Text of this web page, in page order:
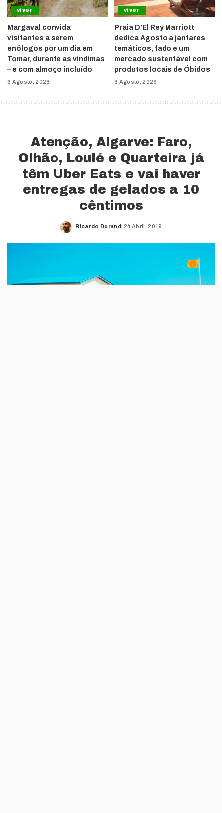
viver
Margaval convida
visitantes a serem
enólogos por um dia em
Tomar, durante as vindimas
– e com almoço incluído
6 Agosto, 2026
viver
Praia D’El Rey Marriott
dedica Agosto a jantares
temáticos, fado e um
mercado sustentável com
produtos locais de Óbidos
6 Agosto, 2026
Atenção, Algarve: Faro,
Olhão, Loulé e Quarteira já
têm Uber Eats e vai haver
entregas de gelados a 10
cêntimos
Posted
Ricardo Durand 24 Abril, 2019